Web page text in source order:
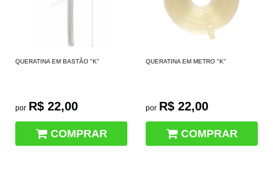
QUERATINA EM BASTÃO "K"
por R$ 22,00
COMPRAR
QUERATINA EM METRO "K"
por R$ 22,00
COMPRAR